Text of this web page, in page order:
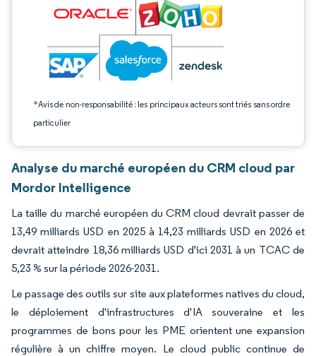
*Avis de non-responsabilité : les principaux acteurs sont triés sans ordre
particulier
Analyse du marché européen du CRM cloud par
Mordor Intelligence
La taille du marché européen du CRM cloud devrait passer de
13,49 milliards USD en 2025 à 14,23 milliards USD en 2026 et
devrait atteindre 18,36 milliards USD d'ici 2031 à un TCAC de
5,23 % sur la période 2026-2031.
Le passage des outils sur site aux plateformes natives du cloud,
le déploiement d'infrastructures d'IA souveraine et les
programmes de bons pour les PME orientent une expansion
régulière à un chiffre moyen. Le cloud public continue de